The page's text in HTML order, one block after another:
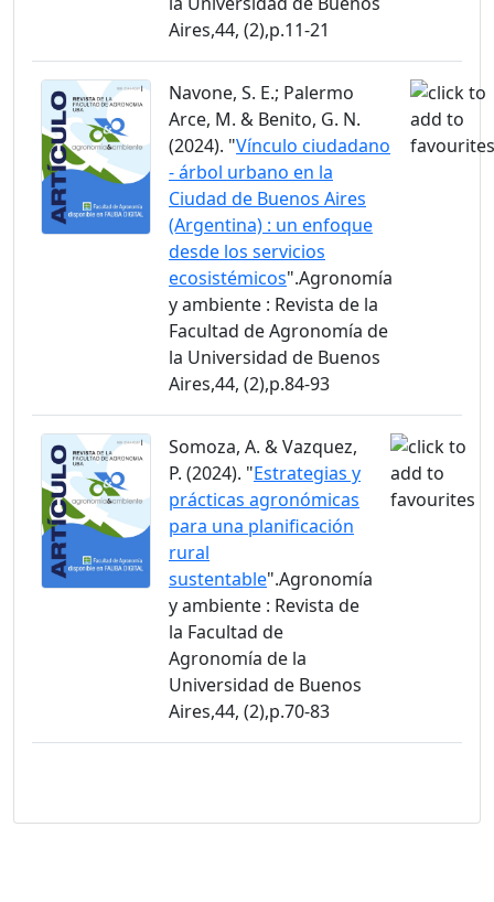
Aires,44, (2),p.11-21
Navone, S. E.; Palermo
Arce, M. & Benito, G. N.
(2024). "Vínculo ciudadano
- árbol urbano en la
Ciudad de Buenos Aires
(Argentina) : un enfoque
desde los servicios
ecosistémicos".Agronomía
y ambiente : Revista de la
Facultad de Agronomía de
la Universidad de Buenos
Aires,44, (2),p.84-93
Somoza, A. & Vazquez,
P. (2024). "Estrategias y
prácticas agronómicas
para una planificación
rural
sustentable".Agronomía
y ambiente : Revista de
la Facultad de
Agronomía de la
Universidad de Buenos
Aires,44, (2),p.70-83